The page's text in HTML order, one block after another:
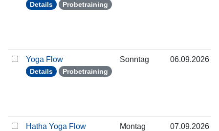
Details Probetraining
Yoga Flow
Details Probetraining
Sonntag 06.09.2026
Hatha Yoga Flow Montag 07.09.2026